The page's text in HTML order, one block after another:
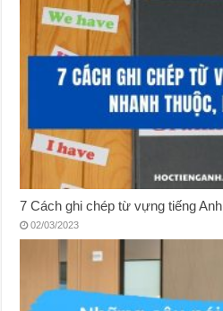
7 Cách ghi chép từ vựng tiếng
02/03/2023